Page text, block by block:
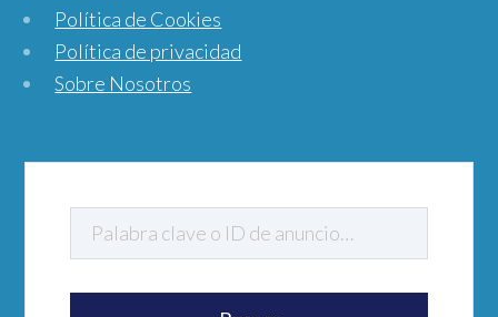
Política de Cookies
Política de privacidad
Sobre Nosotros